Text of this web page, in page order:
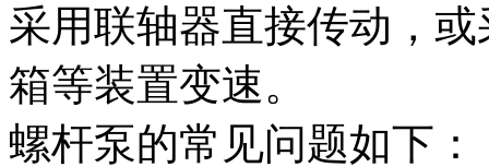
采用联轴器直接传动，
箱等装置变速。
螺杆泵的常见问题如下：